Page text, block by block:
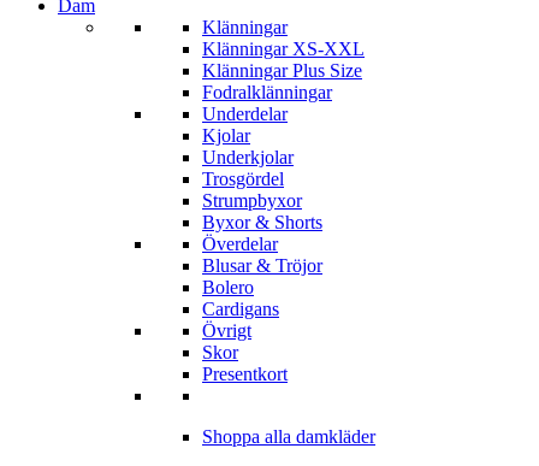
Dam
Klänningar
Klänningar XS-XXL
Klänningar Plus Size
Fodralklänningar
Underdelar
Kjolar
Underkjolar
Trosgördel
Strumpbyxor
Byxor & Shorts
Överdelar
Blusar & Tröjor
Bolero
Cardigans
Övrigt
Skor
Presentkort
Shoppa alla damkläder